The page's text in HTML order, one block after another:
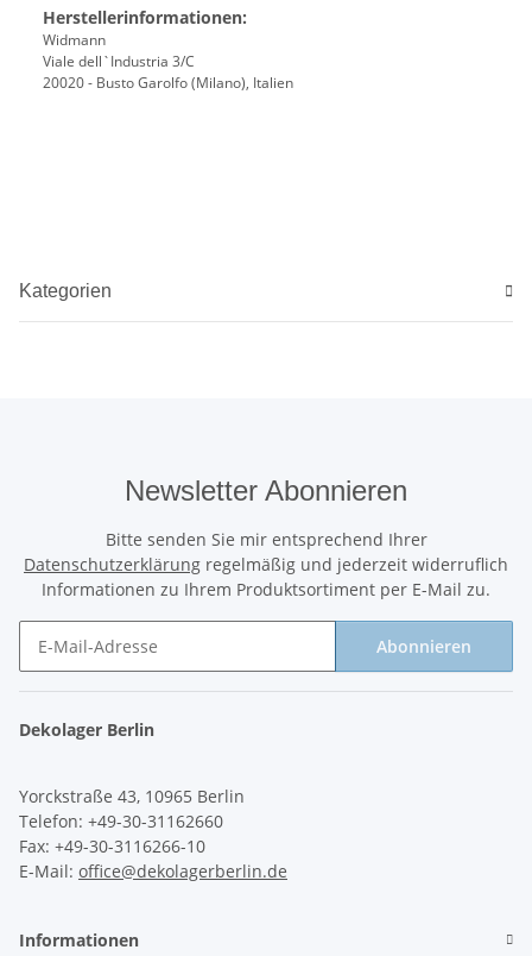
Herstellerinformationen:
Widmann
Viale dell`Industria 3/C
20020 - Busto Garolfo (Milano), Italien
Kategorien
Newsletter Abonnieren
Bitte senden Sie mir entsprechend Ihrer
Datenschutzerklärung regelmäßig und jederzeit widerruflich
Informationen zu Ihrem Produktsortiment per E-Mail zu.
Abonnieren
Dekolager Berlin
Yorckstraße 43, 10965 Berlin
Telefon: +49-30-31162660
Fax: +49-30-3116266-10
E-Mail: office@dekolagerberlin.de
Informationen